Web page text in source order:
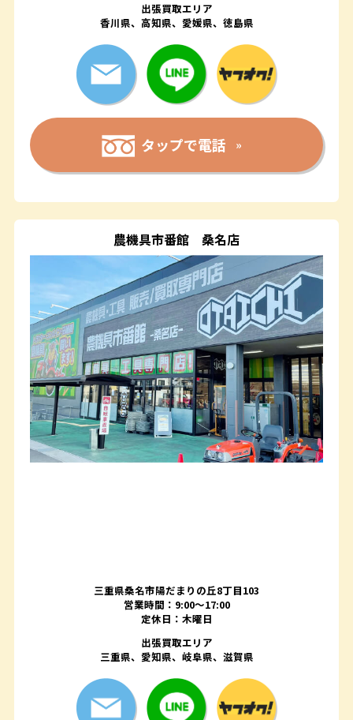
出張買取エリア
香川県、高知県、愛媛県、徳島県
タップで電話
農機具市番館 桑名店
三重県桑名市陽だまりの丘8丁目103
営業時間：9:00〜17:00
定休日：木曜日
出張買取エリア
三重県、愛知県、岐阜県、滋賀県